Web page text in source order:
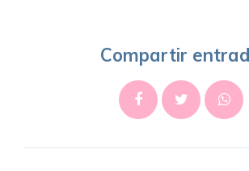
Compartir